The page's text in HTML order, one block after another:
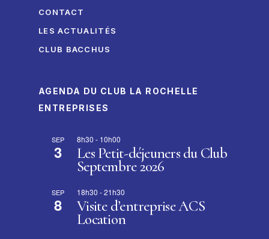
CONTACT
LES ACTUALITÉS
CLUB BACCHUS
AGENDA DU CLUB LA ROCHELLE
ENTREPRISES
SEP
3
8h30 - 10h00
Les Petit-déjeuners du Club
Septembre 2026
SEP
8
18h30 -21h30
Visite d’entreprise ACS
Location